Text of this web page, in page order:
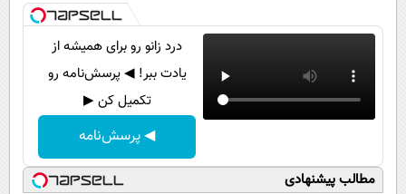
درد زانو رو برای همیشه از
یادت ببر! ◀ پرسش‌نامه رو
تکمیل کن ▶
◀ پرسش‌نامه
مطالب پیشنهادی